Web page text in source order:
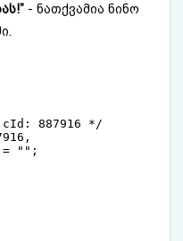
- ნათქვამია ნინო